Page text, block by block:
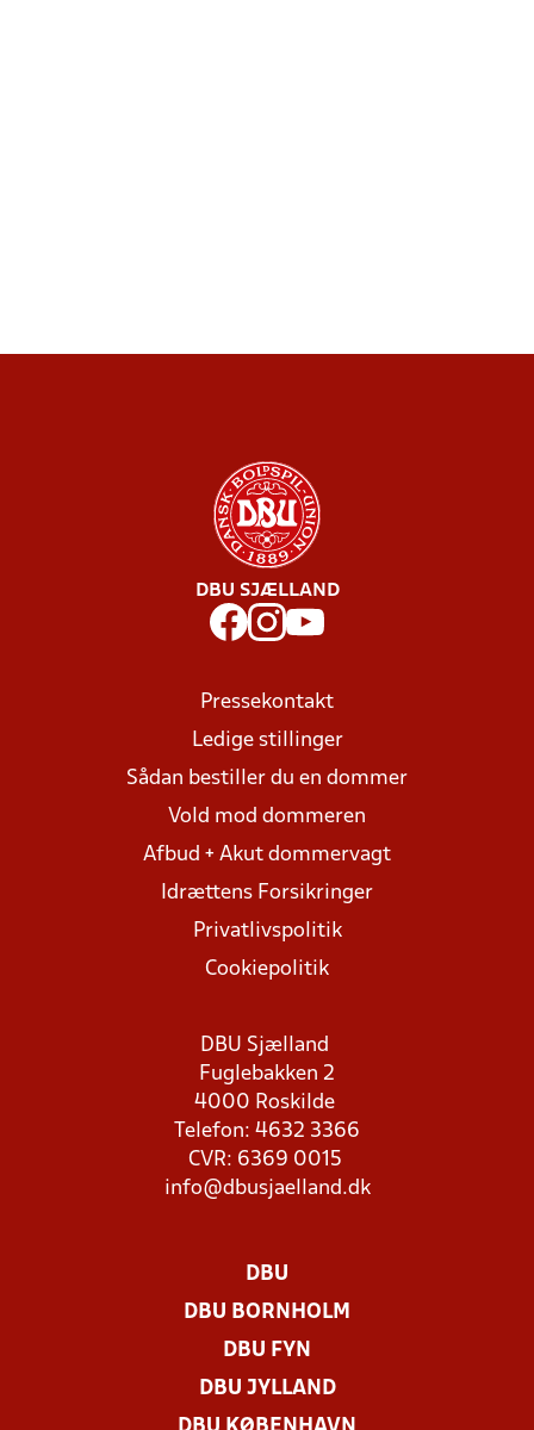
DBU SJÆLLAND
Pressekontakt
Ledige stillinger
Sådan bestiller du en dommer
Vold mod dommeren
Afbud + Akut dommervagt
Idrættens Forsikringer
Privatlivspolitik
Cookiepolitik
DBU Sjælland
Fuglebakken 2
4000 Roskilde
Telefon: 4632 3366
CVR: 6369 0015
info@dbusjaelland.dk
DBU
DBU BORNHOLM
DBU FYN
DBU JYLLAND